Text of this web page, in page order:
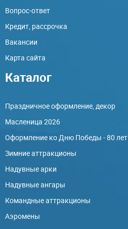
Вопрос-ответ
Кредит, рассрочка
Вакансии
Карта сайта
Каталог
Праздничное оформление, декор
Масленица 2026
Оформление ко Дню Победы - 80 лет
Зимние аттракционы
Надувные арки
Надувные ангары
Командные аттракционы
Аэромены